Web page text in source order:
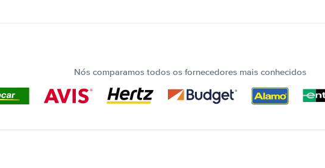
Nós comparamos todos os fornecedores mais conhecidos